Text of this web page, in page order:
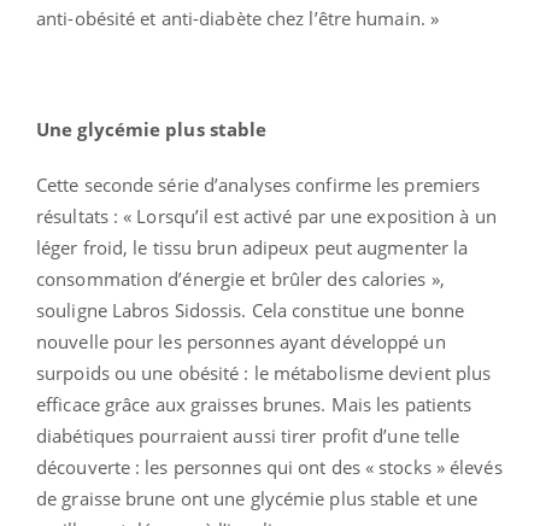
anti-obésité et anti-diabète chez l’être humain. »
Une glycémie plus stable
Cette seconde série d’analyses confirme les premiers
résultats : « Lorsqu’il est activé par une exposition à un
léger froid, le tissu brun adipeux peut augmenter la
consommation d’énergie et brûler des calories »,
souligne Labros Sidossis. Cela constitue une bonne
nouvelle pour les personnes ayant développé un
surpoids ou une obésité : le métabolisme devient plus
efficace grâce aux graisses brunes. Mais les patients
diabétiques pourraient aussi tirer profit d’une telle
découverte : les personnes qui ont des « stocks » élevés
de graisse brune ont une glycémie plus stable et une